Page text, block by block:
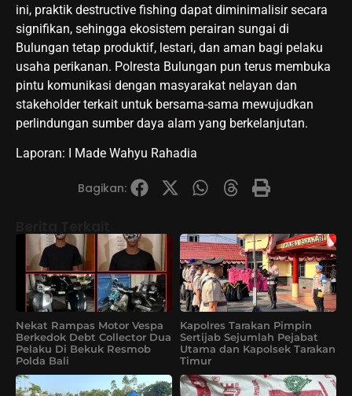
ini, praktik destructive fishing dapat diminimalisir secara
signifikan, sehingga ekosistem perairan sungai di
Bulungan tetap produktif, lestari, dan aman bagi pelaku
usaha perikanan. Polresta Bulungan pun terus membuka
pintu komunikasi dengan masyarakat nelayan dan
stakeholder terkait untuk bersama-sama mewujudkan
perlindungan sumber daya alam yang berkelanjutan.
Laporan: I Made Wahyu Rahadia
Bagikan:
Nekat Rampas Motor Vespa
Berkedok Debt Collector Dua
Pelaku Di Bekuk Resmob
Polda Bali
Kapolres Tarakan Pimpin
Sertijab Sejumlah Pejabat
Utama dan Kapolsek Tarakan
Timur